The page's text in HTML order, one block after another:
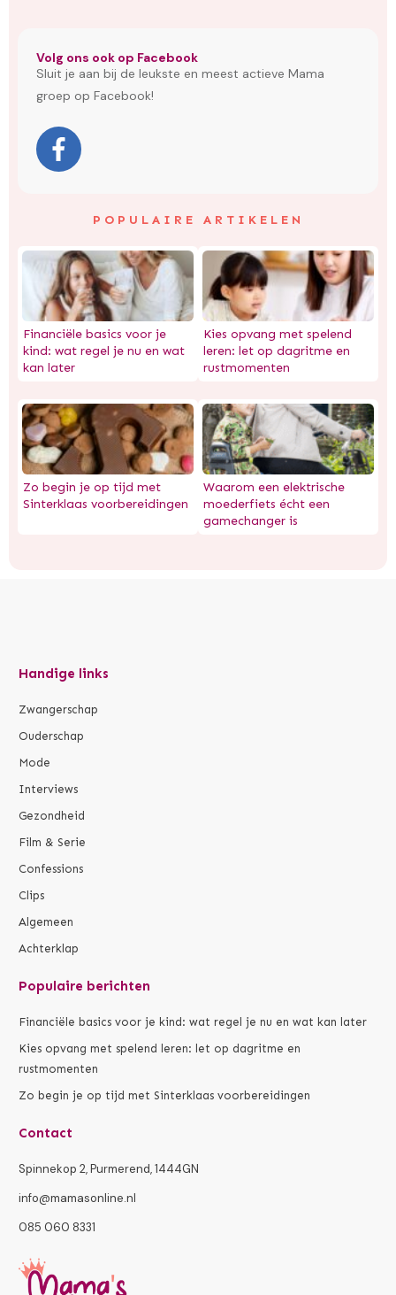
Volg ons ook op Facebook
Sluit je aan bij de leukste en meest actieve Mama
groep op Facebook!
POPULAIRE ARTIKELEN
Financiële basics voor je
kind: wat regel je nu en wat
kan later
Kies opvang met spelend
leren: let op dagritme en
rustmomenten
Zo begin je op tijd met
Sinterklaas voorbereidingen
Waarom een elektrische
moederfiets écht een
gamechanger is
Handige links
Zwangerschap
Ouderschap
Mode
Interviews
Gezondheid
Film & Serie
Confessions
Clips
Algemeen
Achterklap
Populaire berichten
Financiële basics voor je kind: wat regel je nu en wat kan later
Kies opvang met spelend leren: let op dagritme en
rustmomenten
Zo begin je op tijd met Sinterklaas voorbereidingen
Contact
Spinnekop 2, Purmerend, 1444GN
info@mamasonline.nl
085 060 8331